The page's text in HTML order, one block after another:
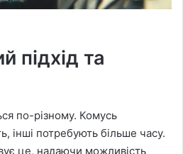
підхід та
по-різному. Комусь
інші потребують більше часу.
це, надаючи можливість